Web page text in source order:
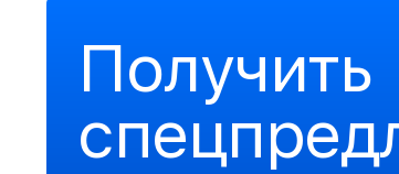
Получить